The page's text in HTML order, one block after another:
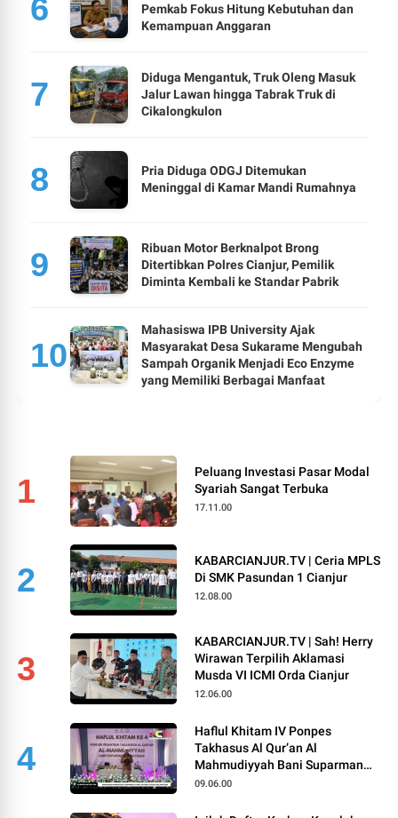
Pemkab Fokus Hitung Kebutuhan dan
Kemampuan Anggaran
Diduga Mengantuk, Truk Oleng Masuk
Jalur Lawan hingga Tabrak Truk di
Cikalongkulon
Pria Diduga ODGJ Ditemukan
Meninggal di Kamar Mandi Rumahnya
Ribuan Motor Berknalpot Brong
Ditertibkan Polres Cianjur, Pemilik
Diminta Kembali ke Standar Pabrik
Mahasiswa IPB University Ajak
Masyarakat Desa Sukarame Mengubah
Sampah Organik Menjadi Eco Enzyme
yang Memiliki Berbagai Manfaat
1
Peluang Investasi Pasar Modal
Syariah Sangat Terbuka
17.11.00
2
KABARCIANJUR.TV | Ceria MPLS
Di SMK Pasundan 1 Cianjur
12.08.00
3
KABARCIANJUR.TV | Sah! Herry
Wirawan Terpilih Aklamasi
Musda VI ICMI Orda Cianjur
12.06.00
4
Haflul Khitam IV Ponpes
Takhasus Al Qur’an Al
Mahmudiyyah Bani Suparman
Assatinem Campaka
09.06.00